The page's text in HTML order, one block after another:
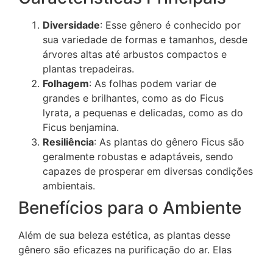
Diversidade: Esse gênero é conhecido por
sua variedade de formas e tamanhos, desde
árvores altas até arbustos compactos e
plantas trepadeiras.
Folhagem: As folhas podem variar de
grandes e brilhantes, como as do Ficus
lyrata, a pequenas e delicadas, como as do
Ficus benjamina.
Resiliência: As plantas do gênero Ficus são
geralmente robustas e adaptáveis, sendo
capazes de prosperar em diversas condições
ambientais.
Benefícios para o Ambiente
Além de sua beleza estética, as plantas desse
gênero são eficazes na purificação do ar. Elas